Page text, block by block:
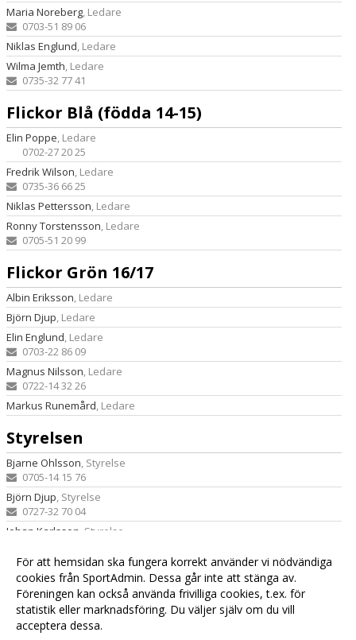
Maria Noreberg, Ledare
0703-51 89 06
Niklas Englund, Ledare
Wilma Jemth, Ledare
0735-32 77 41
Flickor Blå (födda 14-15)
Elin Poppe, Ledare
0702-27 20 25
Fredrik Wilson, Ledare
0735-36 66 25
Niklas Pettersson, Ledare
Ronny Torstensson, Ledare
0705-51 20 99
Flickor Grön 16/17
Albin Eriksson, Ledare
Björn Djup, Ledare
Elin Englund, Ledare
0703-22 86 09
Magnus Nilsson, Ledare
0722-14 32 26
Markus Runemård, Ledare
Styrelsen
Bjarne Ohlsson, Styrelse
0705-14 15 76
Björn Djup, Styrelse
0727-32 70 04
Johan Karlsson , Styrelse
Sandra Gottschalk, Styrelse
0735-35 94 49
Veronica Andersson, Styrelse
0701-49 75 07
För att hemsidan ska fungera korrekt använder vi nödvändiga
cookies från SportAdmin. Dessa går inte att stänga av.
Föreningen kan också använda frivilliga cookies, t.ex. för
statistik eller marknadsföring. Du väljer själv om du vill
acceptera dessa.